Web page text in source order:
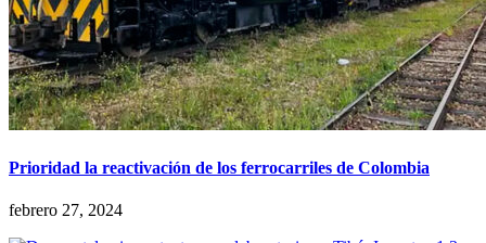
Prioridad la reactivación de los ferrocarriles de Colombia
febrero 27, 2024